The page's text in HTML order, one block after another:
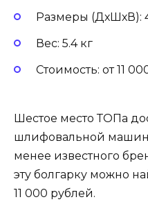
Размеры (ДхШхВ):
Вес: 5.4 кг
Стоимость: от 11
Шестое место ТОПа
шлифовальной
менее известного
эту болгарку можно
11 000 рублей.